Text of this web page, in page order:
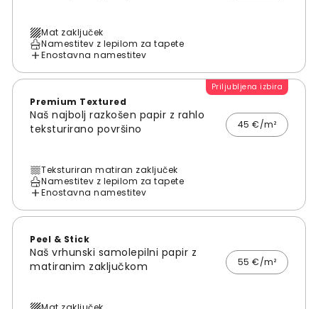
Mat zaključek
Namestitev z lepilom za tapete
Enostavna namestitev
Priljubljena izbira
Premium Textured
Naš najbolj razkošen papir z rahlo
teksturirano površino
45 €/m²
Teksturiran matiran zaključek
Namestitev z lepilom za tapete
Enostavna namestitev
Peel & Stick
Naš vrhunski samolepilni papir z
matiranim zaključkom
55 €/m²